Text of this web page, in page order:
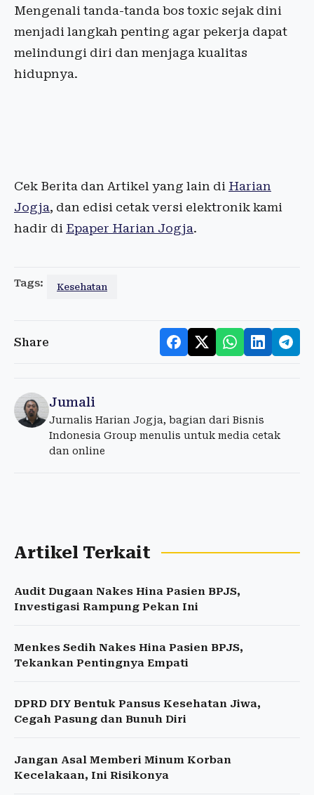
Mengenali tanda-tanda bos toxic sejak dini
menjadi langkah penting agar pekerja dapat
melindungi diri dan menjaga kualitas
hidupnya.
Cek Berita dan Artikel yang lain di Harian
Jogja, dan edisi cetak versi elektronik kami
hadir di Epaper Harian Jogja.
Tags: Kesehatan
Share
Jumali
Jurnalis Harian Jogja, bagian dari Bisnis
Indonesia Group menulis untuk media cetak
dan online
Artikel Terkait
Audit Dugaan Nakes Hina Pasien BPJS,
Investigasi Rampung Pekan Ini
Menkes Sedih Nakes Hina Pasien BPJS,
Tekankan Pentingnya Empati
DPRD DIY Bentuk Pansus Kesehatan Jiwa,
Cegah Pasung dan Bunuh Diri
Jangan Asal Memberi Minum Korban
Kecelakaan, Ini Risikonya